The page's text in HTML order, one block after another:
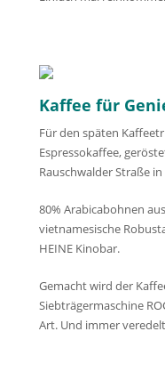
Kaffee für
Für den späten
Espressokaffee,
Rauschwalder Straße
80% Arabicabohnen
vietnamesische
HEINE Kinobar.
Gemacht wird der
Siebträgermaschine
Art. Und immer